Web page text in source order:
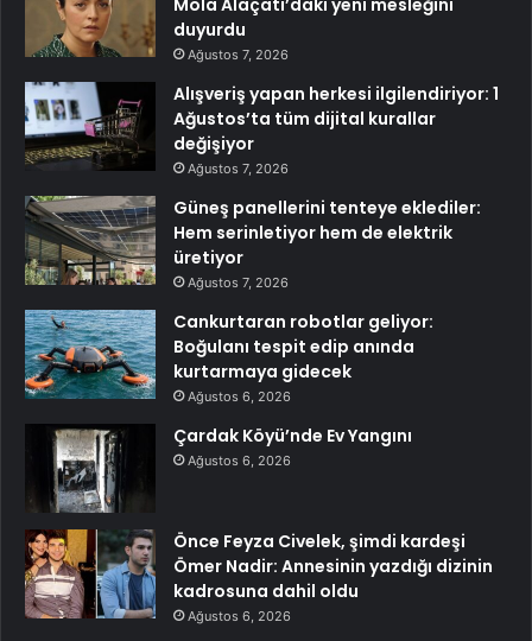
duyurdu
Ağustos 7, 2026
Alışveriş yapan herkesi ilgilendiriyor: 1
Ağustos’ta tüm dijital kurallar
değişiyor
Ağustos 7, 2026
Güneş panellerini tenteye eklediler:
Hem serinletiyor hem de elektrik
üretiyor
Ağustos 7, 2026
Cankurtaran robotlar geliyor:
Boğulanı tespit edip anında
kurtarmaya gidecek
Ağustos 6, 2026
Çardak Köyü’nde Ev Yangını
Ağustos 6, 2026
Önce Feyza Civelek, şimdi kardeşi
Ömer Nadir: Annesinin yazdığı dizinin
kadrosuna dahil oldu
Ağustos 6, 2026